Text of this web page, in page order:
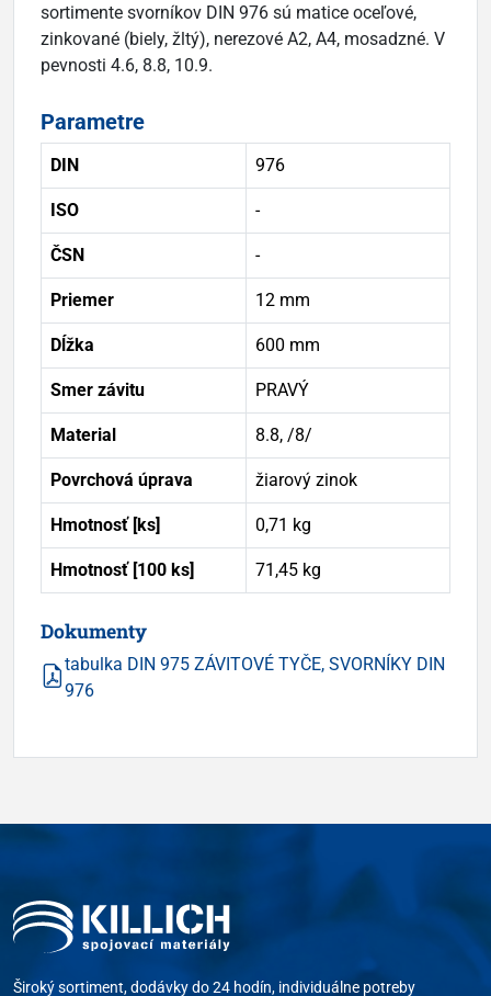
sortimente svorníkov DIN 976 sú matice oceľové,
zinkované (biely, žltý), nerezové A2, A4, mosadzné. V
pevnosti 4.6, 8.8, 10.9.
Parametre
DIN 976
ISO -
ČSN -
Priemer 12 mm
Dĺžka 600 mm
Smer závitu PRAVÝ
Material 8.8, /8/
Povrchová úprava žiarový zinok
Hmotnosť [ks] 0,71 kg
Hmotnosť [100 ks] 71,45 kg
Dokumenty
tabulka DIN 975 ZÁVITOVÉ TYČE, SVORNÍKY DIN
976
Široký sortiment, dodávky do 24 hodín, individuálne potreby